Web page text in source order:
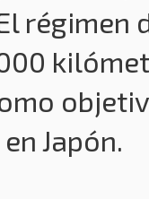
régimen
Japón.